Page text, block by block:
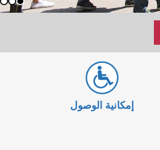
1
2
3
إمكانية الوصول